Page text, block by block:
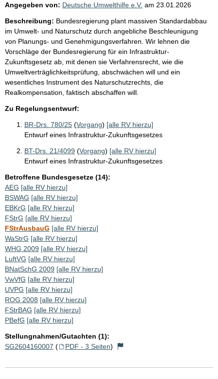
Angegeben von: Deutsche Umwelthilfe e.V. am 23.01.2026
Beschreibung: Bundesregierung plant massiven Standardabbau
im Umwelt- und Naturschutz durch angebliche Beschleunigung
von Planungs- und Genehmigungsverfahren. Wir lehnen die
Vorschläge der Bundesregierung für ein Infrastruktur-
Zukunftsgesetz ab, mit denen sie Verfahrensrecht, wie die
Umweltverträglichkeitsprüfung, abschwächen will und ein
wesentliches Instrument des Naturschutzrechts, die
Realkompensation, faktisch abschaffen will.
Zu Regelungsentwurf:
BR-Drs. 780/25 (Vorgang) [alle RV hierzu]
Entwurf eines Infrastruktur-Zukunftsgesetzes
BT-Drs. 21/4099 (Vorgang) [alle RV hierzu]
Entwurf eines Infrastruktur-Zukunftsgesetzes
Betroffene Bundesgesetze (14):
AEG [alle RV hierzu]
BSWAG [alle RV hierzu]
EBKrG [alle RV hierzu]
FStrG [alle RV hierzu]
FStrAusbauG [alle RV hierzu]
WaStrG [alle RV hierzu]
WHG 2009 [alle RV hierzu]
LuftVG [alle RV hierzu]
BNatSchG 2009 [alle RV hierzu]
VwVfG [alle RV hierzu]
UVPG [alle RV hierzu]
ROG 2008 [alle RV hierzu]
FStrBAG [alle RV hierzu]
PBefG [alle RV hierzu]
Stellungnahmen/Gutachten (1):
SG2604160007 ( PDF - 3 Seiten)